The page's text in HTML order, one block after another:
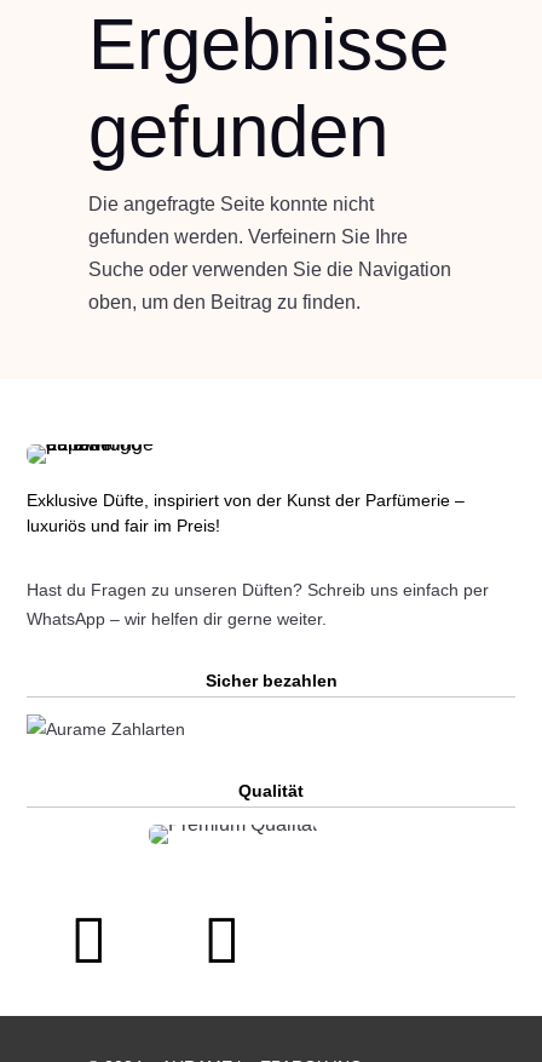
Ergebnisse
gefunden
Die angefragte Seite konnte nicht
gefunden werden. Verfeinern Sie Ihre
Suche oder verwenden Sie die Navigation
oben, um den Beitrag zu finden.
Exklusive Düfte, inspiriert von der Kunst der Parfümerie –
luxuriös und fair im Preis!
Hast du Fragen zu unseren Düften? Schreib uns einfach per
WhatsApp – wir helfen dir gerne weiter.
Sicher bezahlen
Qualität